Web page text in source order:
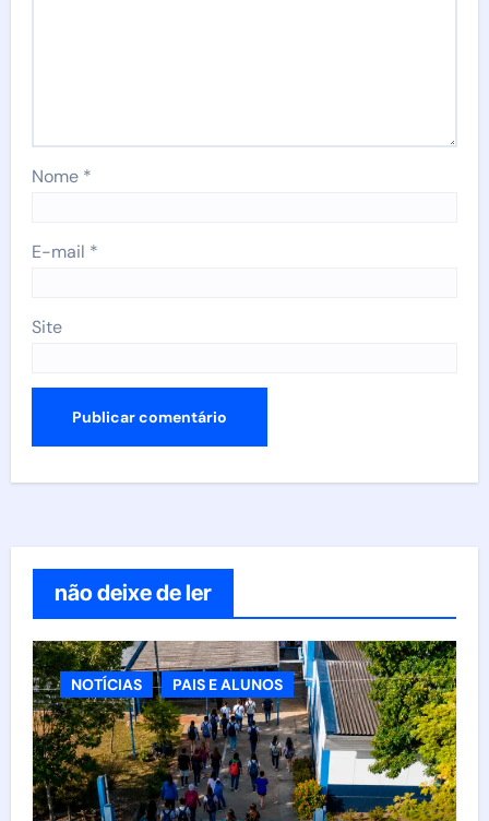
Nome *
E-mail *
Site
não deixe de ler
NOTÍCIAS PAIS E ALUNOS